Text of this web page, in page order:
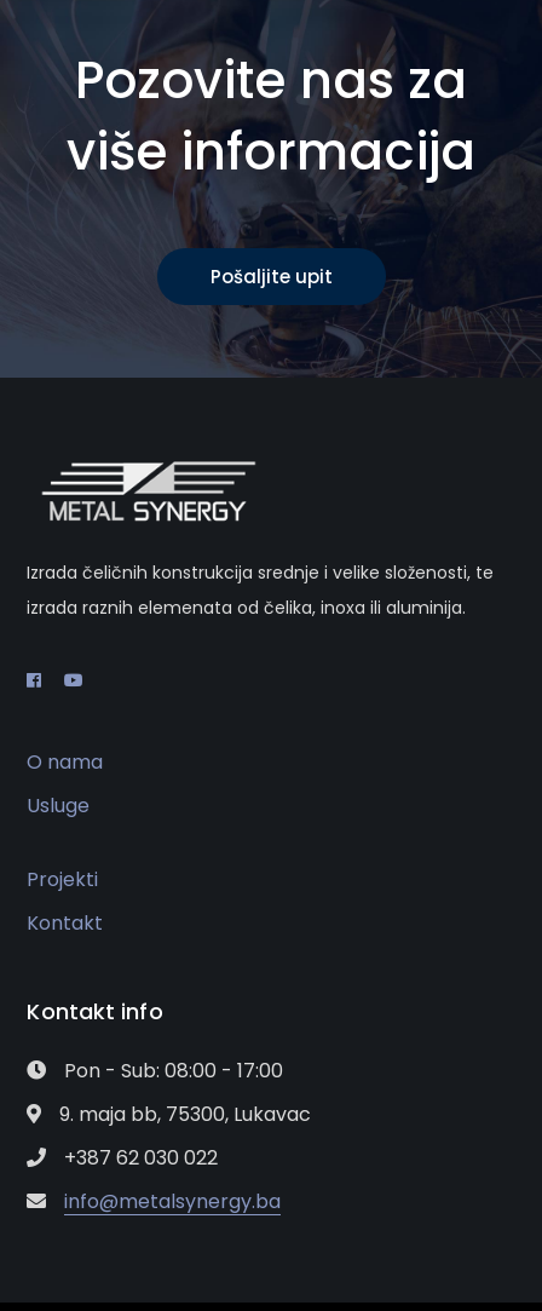
Pozovite nas za
više informacija
Pošaljite upit
Izrada čeličnih konstrukcija srednje i velike složenosti, te
izrada raznih elemenata od čelika, inoxa ili aluminija.
O nama
Usluge
Projekti
Kontakt
Kontakt info
Pon - Sub: 08:00 - 17:00
9. maja bb, 75300, Lukavac
+387 62 030 022
info@metalsynergy.ba